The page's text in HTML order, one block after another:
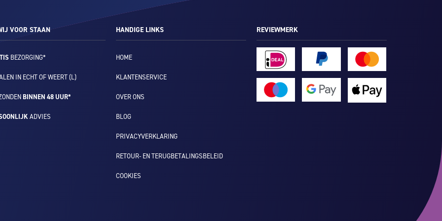
VOOR STAAN
BEZORGING*
IN ECHT OF WEERT (L)
BINNEN 48 UUR*
ADVIES
HANDIGE LINKS
HOME
KLANTENSERVICE
OVER ONS
BLOG
PRIVACYVERKLARING
RETOUR- EN TERUGBETALINGSBELEID
COOKIES
REVIEWMERK